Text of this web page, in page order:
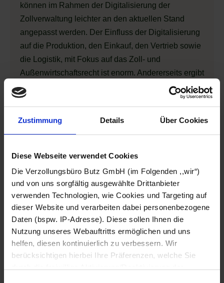
Zustimmung Details Über Cookies
Diese Webseite verwendet Cookies
Die Verzollungsbüro Butz GmbH (im Folgenden ,,wir“)
und von uns sorgfältig ausgewählte Drittanbieter
verwenden Technologien, wie Cookies und Targeting auf
dieser Website und verarbeiten dabei personenbezogene
Daten (bspw. IP-Adresse). Diese sollen Ihnen die
Nutzung unseres Webauftritts ermöglichen und uns
helfen, diesen kontinuierlich zu verbessern. Wir
berücksichtigen hierbei Ihre Präferenzen, welche Sie
können im Rahmen der Digitalisierung der
Zollverwaltung leichter an den aktuellen Stand
angepasst werden. Der Einfluss der Digitalisierung
auf die Produktion, den Einkauf, den Vertrieb sowie
die Logistik, mit Fokus auf das Zoll- und
Außenwirtschaftsrecht ist enorm. Andererseits ergibt
sich daraus die Chance, wirkungsvolle sowie
gleichermaßen zukunftsfähige Lösungen zu
Die Digitalisierung von Zollabwicklung und
Digitalisierungs- und
Automatisierungspotenziale erkennen,
Digitalisierungs- und Zollstrategie im
Unternehmen zusammenbringen.
Digitalisierungs- und
Automatisierungspotenziale erkennen
Das Erkennen der wichtigsten